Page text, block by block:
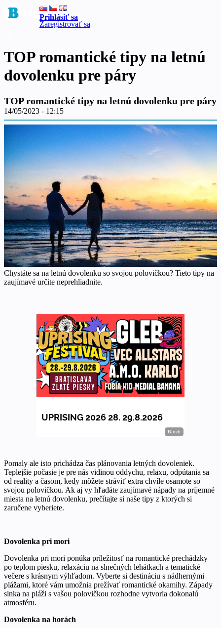
Prihlásiť sa
Zaregistrovať sa
TOP romantické tipy na letnú
dovolenku pre páry
TOP romantické tipy na letnú dovolenku pre páry
14/05/2023 - 12:15
Chystáte sa na letnú dovolenku so svojou polovičkou? Tieto tipy na
zaujímavé určite neprehliadnite.
Pomaly ale isto prichádza čas plánovania letných dovoleniek.
Teplejšie počasie je pre nás vidinou oddychu, relaxu, odpútania sa
od reality a časom, kedy môžete stráviť extra chvíle osamote so
svojou polovičkou. Ak aj vy hľadáte zaujímavé nápady na príjemné
miesta na letnú dovolenku, prečítajte si naše tipy z ktorých si
zaručene vyberiete.
Dovolenka pri mori
Dovolenka pri mori ponúka príležitosť na romantické prechádzky
po teplom piesku, relaxáciu na slnečných lehátkach a tematické
večere s krásnym výhľadom. Vyberte si destináciu s nádhernými
plážami, ktoré vám umožnia prežívať romantické okamihy. Západy
slnka na pláži s vašou polovičkou rozhodne vytvoria dokonalú
atmosféru.
Dovolenka na horách